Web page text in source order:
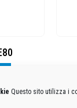
Questo sito utilizza i